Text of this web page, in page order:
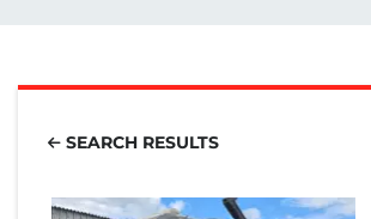
SEARCH RESULTS